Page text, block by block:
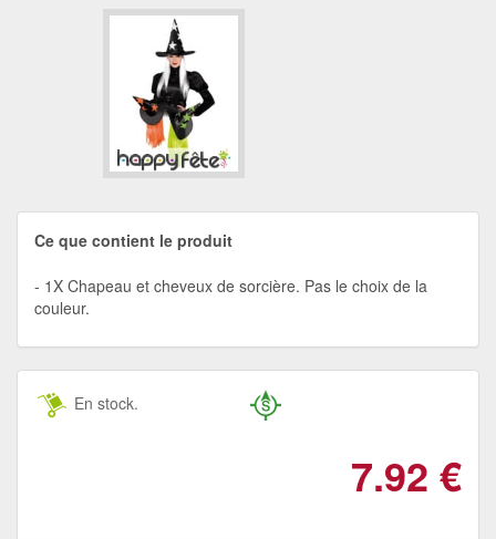
Ce que contient le produit
1X Chapeau et cheveux de sorcière. Pas le choix de la
couleur.
En stock.
7.92 €